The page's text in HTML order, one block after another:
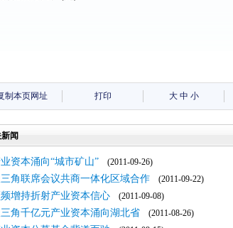
制本页网址 打印 大 中 小
闻
资本涌向“城市矿山” (2011-09-26)
角联席会议共商一体化区域合作 (2011-09-22)
增持折射产业资本信心 (2011-09-08)
角千亿元产业资本涌向湖北省 (2011-08-26)